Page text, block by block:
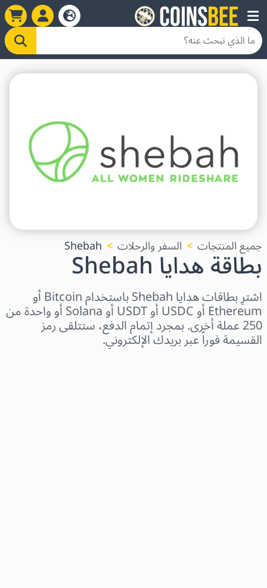
جميع المنتجات السفر والرحلات Shebah بطاقة هدايا Shebah
اشترِ بطاقات هدايا Shebah باستخدام Bitcoin أو
Ethereum أو USDC أو USDT أو Solana أو واحدة من
250 عملة أخرى. بمجرد إتمام الدفع، ستتلقى رمز
القسيمة فوراً عبر بريدك الإلكتروني.